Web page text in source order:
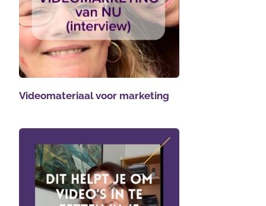
Videomateriaal voor marketing